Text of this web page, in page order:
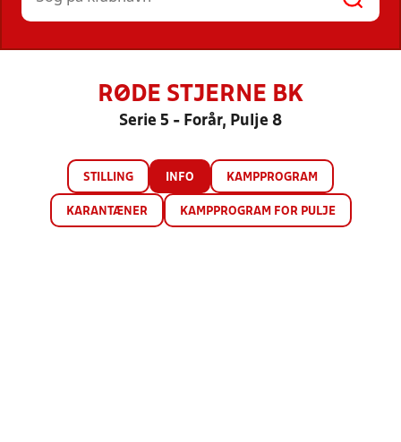
RØDE STJERNE BK
Serie 5 - Forår, Pulje 8
STILLING INFO KAMPPROGRAM
KARANTÆNER KAMPPROGRAM FOR PULJE